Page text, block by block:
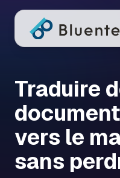
Traduire
vers le
sans